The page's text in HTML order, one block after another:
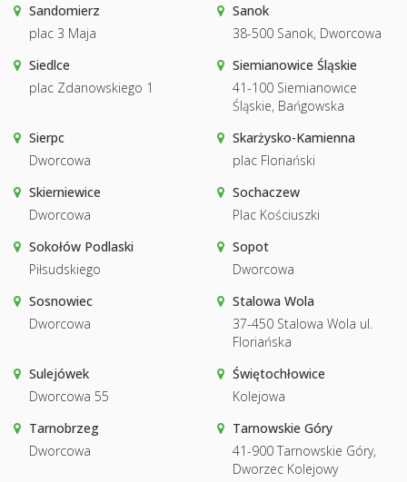
Sandomierz
plac 3 Maja
Sanok
38-500 Sanok, Dworcowa
Siedlce
plac Zdanowskiego 1
Siemianowice Śląskie
41-100 Siemianowice
Śląskie, Bańgowska
Sierpc
Dworcowa
Skarżysko-Kamienna
plac Floriański
Skierniewice
Dworcowa
Sochaczew
Plac Kościuszki
Sokołów Podlaski
Piłsudskiego
Sopot
Dworcowa
Sosnowiec
Dworcowa
Stalowa Wola
37-450 Stalowa Wola ul.
Floriańska
Sulejówek
Dworcowa 55
Świętochłowice
Kolejowa
Tarnobrzeg
Dworcowa
Tarnowskie Góry
41-900 Tarnowskie Góry,
Dworzec Kolejowy